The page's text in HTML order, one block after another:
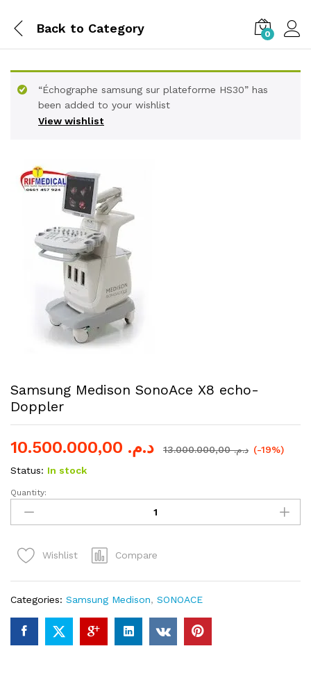
Back to Category 0
View wishlist
“Échographe samsung sur plateforme HS30” has
been added to your wishlist
Samsung Medison SonoAce X8 echo-
Doppler
د.م. د.م.13.000.000,00
(-19%)
Status: In stock
Samsung
Medison
SonoAce
echo-
Quantity:
Wishlist Compare
Categories: Samsung Medison, SONOACE